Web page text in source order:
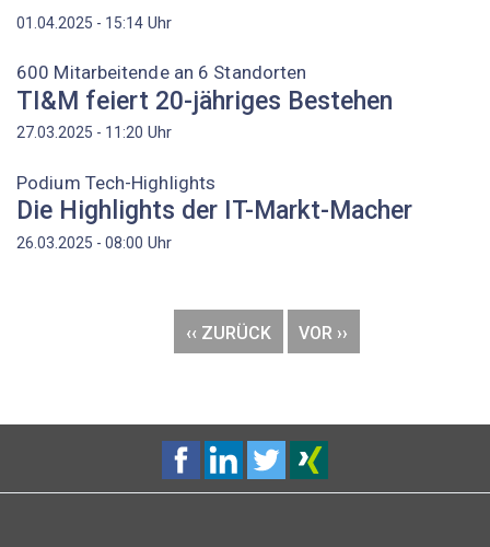
01.04.2025 - 15:14 Uhr
600 Mitarbeitende an 6 Standorten
TI&M feiert 20-jähriges Bestehen
27.03.2025 - 11:20 Uhr
Podium Tech-Highlights
Die Highlights der IT-Markt-Macher
26.03.2025 - 08:00 Uhr
VORHERIGE
SEITE
‹‹ ZURÜCK
NÄCHSTE
SEITE
VOR ››